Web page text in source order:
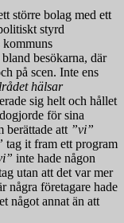
större bolag med ett
styrd
kommuns
besökarna, där
på scen. Inte ens
hälsar
sig helt och hållet
för sina
berättade att ”vi”
tag it fram ett program
inte hade någon
utan att det var mer
några företagare hade
något annat än att